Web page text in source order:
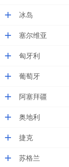
冰岛
塞尔维亚
匈牙利
葡萄牙
阿塞拜疆
奥地利
捷克
苏格兰